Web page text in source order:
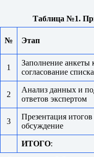
Таблица №1.
№ Этап
1
Заполнение анкеты
согласование
2
Анализ данных и
ответов экспертом
3
Презентация итогов
обсуждение
ИТОГО: